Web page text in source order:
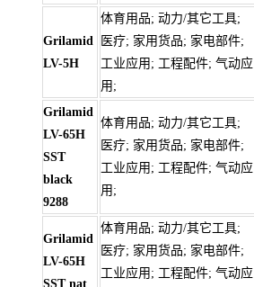
Grilamid
LV-5H
体育用品; 动力/其它工具;
医疗; 家用货品; 家电部件;
工业应用; 工程配件; 气动应
用;
Grilamid
LV-65H
SST
black
9288
体育用品; 动力/其它工具;
医疗; 家用货品; 家电部件;
工业应用; 工程配件; 气动应
用;
Grilamid
LV-65H
SST nat
体育用品; 动力/其它工具;
医疗; 家用货品; 家电部件;
工业应用; 工程配件; 气动应